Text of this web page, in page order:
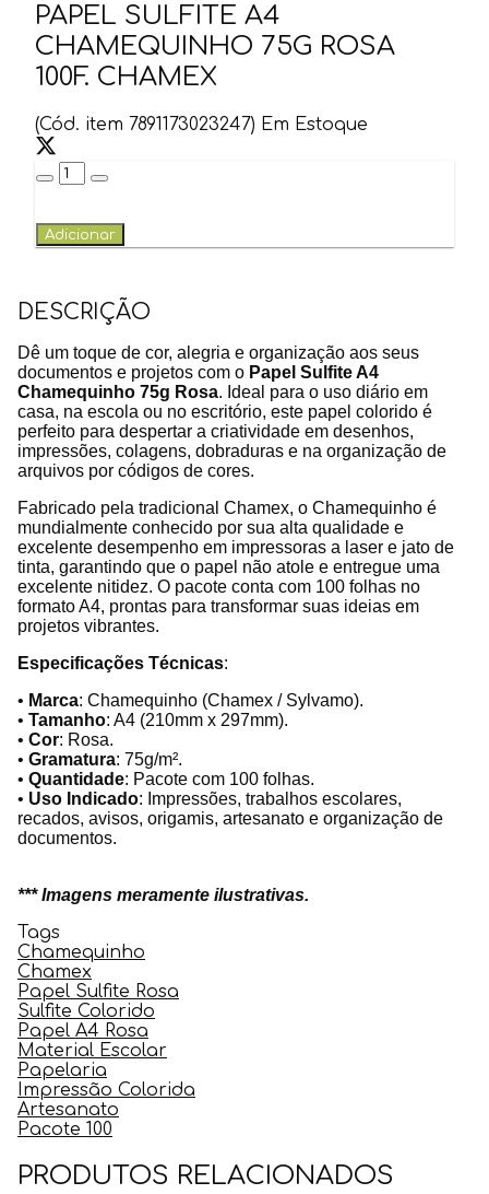
PAPEL SULFITE A4
CHAMEQUINHO 75G ROSA
100F. CHAMEX
(Cód. item 7891173023247) Em Estoque
Adicionar
DESCRIÇÃO
Dê um toque de cor, alegria e organização aos seus
documentos e projetos com o Papel Sulfite A4
Chamequinho 75g Rosa. Ideal para o uso diário em
casa, na escola ou no escritório, este papel colorido é
perfeito para despertar a criatividade em desenhos,
impressões, colagens, dobraduras e na organização de
arquivos por códigos de cores.
Fabricado pela tradicional Chamex, o Chamequinho é
mundialmente conhecido por sua alta qualidade e
excelente desempenho em impressoras a laser e jato de
tinta, garantindo que o papel não atole e entregue uma
excelente nitidez. O pacote conta com 100 folhas no
formato A4, prontas para transformar suas ideias em
projetos vibrantes.
Especificações Técnicas:
• Marca: Chamequinho (Chamex / Sylvamo).
• Tamanho: A4 (210mm x 297mm).
• Cor: Rosa.
• Gramatura: 75g/m².
• Quantidade: Pacote com 100 folhas.
• Uso Indicado: Impressões, trabalhos escolares,
recados, avisos, origamis, artesanato e organização de
documentos.
*** Imagens meramente ilustrativas.
Tags
Chamequinho
Chamex
Papel Sulfite Rosa
Sulfite Colorido
Papel A4 Rosa
Material Escolar
Papelaria
Impressão Colorida
Artesanato
Pacote 100
PRODUTOS RELACIONADOS